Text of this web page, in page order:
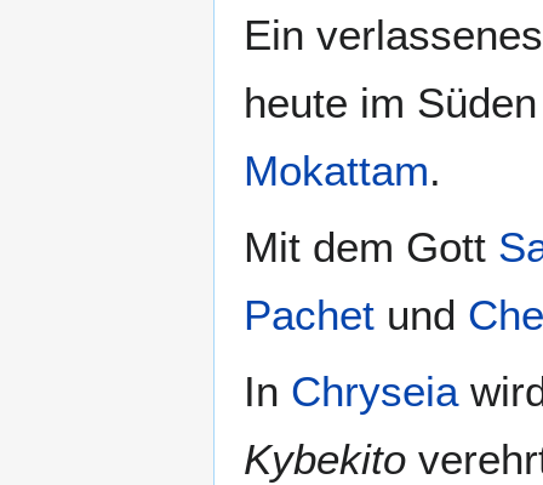
Ein
heute im
Mokattam.
Mit dem Gott
Pachet und
In Chryseia
Kybekito